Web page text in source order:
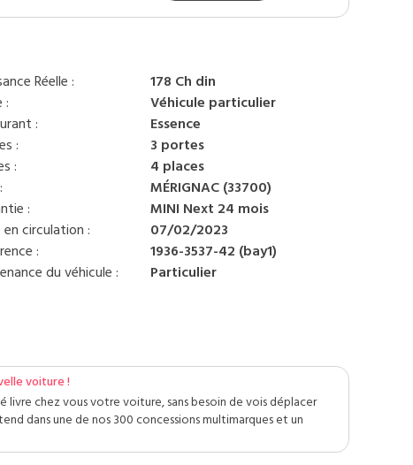
Réelle :
178 Ch din
:
Véhicule particulier
:
Essence
:
3 portes
:
4 places
MÉRIGNAC (33700)
:
MINI Next 24 mois
en circulation :
07/02/2023
:
1936-3537-42 (bay1)
du véhicule :
Particulier
voiture !
livre chez vous votre voiture, sans besoin de vois déplacer
dans une de nos 300 concessions multimarques et un